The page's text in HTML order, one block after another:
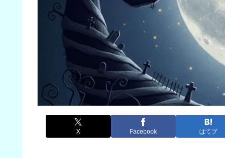
X Facebook はてブ